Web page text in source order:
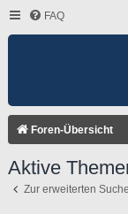
FAQ
Foren-Übersicht
Aktive
Zur erweiterten Suche